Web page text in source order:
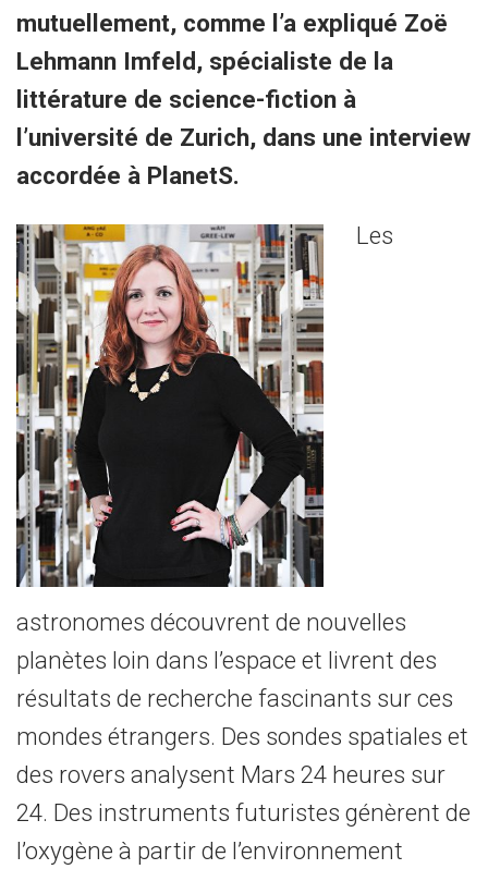
mutuellement, comme l’a expliqué Zoë
Lehmann Imfeld, spécialiste de la
littérature de science-fiction à
l’université de Zurich, dans une interview
accordée à PlanetS.
Les
astronomes découvrent de nouvelles
planètes loin dans l’espace et livrent des
résultats de recherche fascinants sur ces
mondes étrangers. Des sondes spatiales et
des rovers analysent Mars 24 heures sur
24. Des instruments futuristes génèrent de
l’oxygène à partir de l’environnement